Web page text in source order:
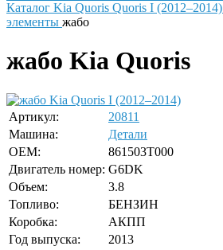
Каталог Kia Quoris Quoris I (2012–2014)
элементы жабо
жабо Kia Quoris
Артикул:
20811
Машина:
Детали
OEM:
861503T000
Двигатель номер: G6DK
Объем:
3.8
Топливо:
БЕНЗИН
Коробка:
АКПП
Год выпуска:
2013